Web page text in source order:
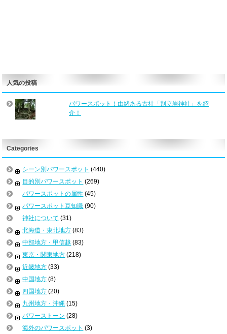
人気の投稿
パワースポット！由緒ある古社「別立岩神社」を紹
介！
Categories
シーン別パワースポット (440)
目的別パワースポット (269)
パワースポットの属性 (45)
パワースポット豆知識 (90)
神社について (31)
北海道・東北地方 (83)
中部地方・甲信越 (83)
東京・関東地方 (218)
近畿地方 (33)
中国地方 (8)
四国地方 (20)
九州地方・沖縄 (15)
パワーストーン (28)
海外のパワースポット (3)